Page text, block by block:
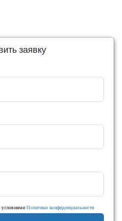
заявку
условиямиПолитики конфиденциальности